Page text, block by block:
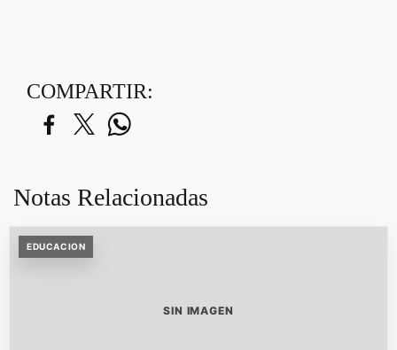
COMPARTIR:
Notas Relacionadas
EDUCACION
SIN IMAGEN